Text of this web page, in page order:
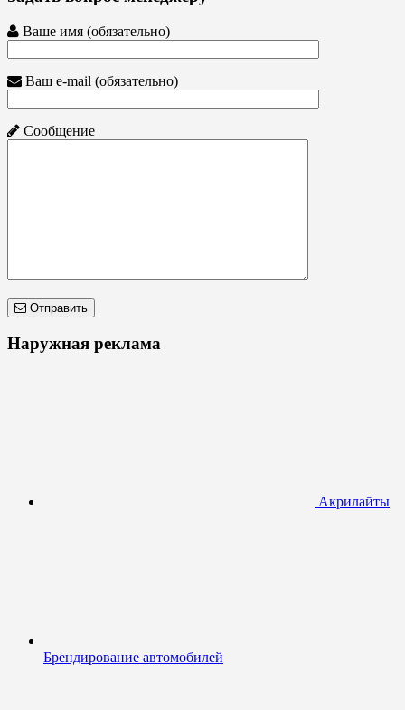
Ваше имя (обязательно)
Ваш e-mail (обязательно)
Сообщение
Отправить
Наружная реклама
Акрилайты
Брендирование автомобилей